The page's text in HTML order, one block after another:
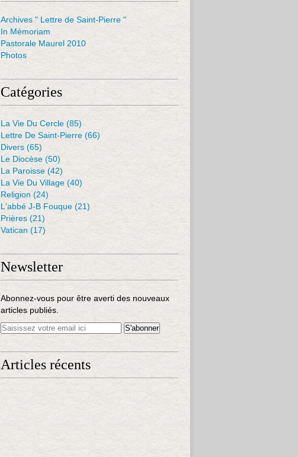
Archives " Lettre de Saint-Pierre "
In Mémoriam
Pastorale Maurel 2010
Photos
Catégories
La Vie Du Cercle (85)
Lettre De Saint-Pierre (66)
Divers (65)
Le Diocèse (50)
La Paroisse (42)
La Vie Du Village (40)
Religion (24)
L'abbé J-B Fouque (21)
Prières (21)
Vatican (17)
Newsletter
Abonnez-vous pour être averti des nouveaux
articles publiés.
Articles récents